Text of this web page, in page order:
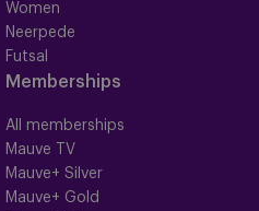
Women
Neerpede
Futsal
Memberships
All memberships
Mauve TV
Mauve+ Silver
Mauve+ Gold